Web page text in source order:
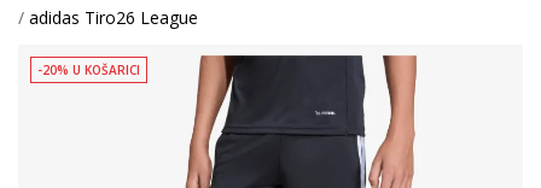
adidas Tiro26 League
-20% U KOŠARICI